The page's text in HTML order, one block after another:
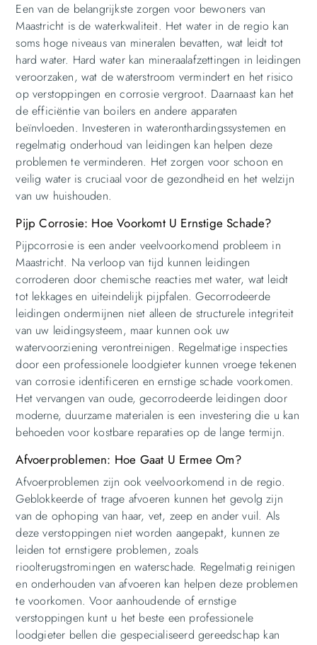
Een van de belangrijkste zorgen voor bewoners van
Maastricht is de waterkwaliteit. Het water in de regio kan
soms hoge niveaus van mineralen bevatten, wat leidt tot
hard water. Hard water kan mineraalafzettingen in leidingen
veroorzaken, wat de waterstroom vermindert en het risico
op verstoppingen en corrosie vergroot. Daarnaast kan het
de efficiëntie van boilers en andere apparaten
beïnvloeden. Investeren in wateronthardingssystemen en
regelmatig onderhoud van leidingen kan helpen deze
problemen te verminderen. Het zorgen voor schoon en
veilig water is cruciaal voor de gezondheid en het welzijn
van uw huishouden.
Pijp Corrosie: Hoe Voorkomt U Ernstige Schade?
Pijpcorrosie is een ander veelvoorkomend probleem in
Maastricht. Na verloop van tijd kunnen leidingen
corroderen door chemische reacties met water, wat leidt
tot lekkages en uiteindelijk pijpfalen. Gecorrodeerde
leidingen ondermijnen niet alleen de structurele integriteit
van uw leidingsysteem, maar kunnen ook uw
watervoorziening verontreinigen. Regelmatige inspecties
door een professionele loodgieter kunnen vroege tekenen
van corrosie identificeren en ernstige schade voorkomen.
Het vervangen van oude, gecorrodeerde leidingen door
moderne, duurzame materialen is een investering die u kan
behoeden voor kostbare reparaties op de lange termijn.
Afvoerproblemen: Hoe Gaat U Ermee Om?
Afvoerproblemen zijn ook veelvoorkomend in de regio.
Geblokkeerde of trage afvoeren kunnen het gevolg zijn
van de ophoping van haar, vet, zeep en ander vuil. Als
deze verstoppingen niet worden aangepakt, kunnen ze
leiden tot ernstigere problemen, zoals
rioolterugstromingen en waterschade. Regelmatig reinigen
en onderhouden van afvoeren kan helpen deze problemen
te voorkomen. Voor aanhoudende of ernstige
verstoppingen kunt u het beste een professionele
loodgieter bellen die gespecialiseerd gereedschap kan